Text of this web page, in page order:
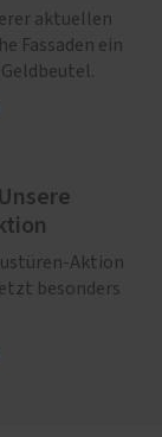
aktuellen
Fassaden ein
Aktion
besonders